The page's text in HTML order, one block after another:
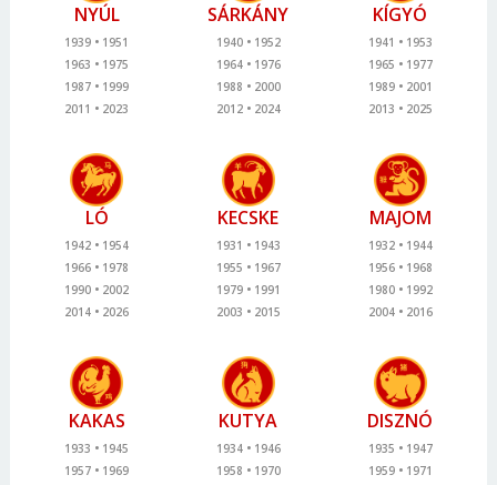
NYÚL
1939
1951
1963
1975
1987
1999
2011
2023
SÁRKÁNY
1940
1952
1964
1976
1988
2000
2012
2024
KÍGYÓ
1941
1953
1965
1977
1989
2001
2013
2025
LÓ
1942
1954
1966
1978
1990
2002
2014
2026
KECSKE
1931
1943
1955
1967
1979
1991
2003
2015
MAJOM
1932
1944
1956
1968
1980
1992
2004
2016
KAKAS
1933
1945
1957
1969
KUTYA
1934
1946
1958
1970
DISZNÓ
1935
1947
1959
1971